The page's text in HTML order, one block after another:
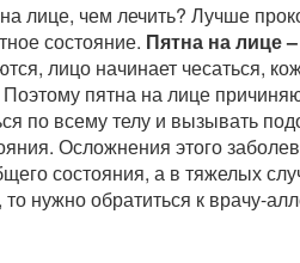
лице, чем лечить? Лучше
состояние. Пятна на лице
лицо начинает чесаться,
пятна на лице
по всему телу и вызывать
Осложнения этого
состояния, а в тяжелых
нужно обратиться к врачу-